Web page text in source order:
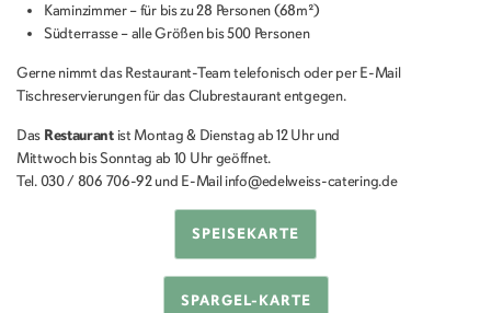
Kaminzimmer – für bis zu 28 Personen (68m²)
Südterrasse – alle Größen bis 500 Personen
Gerne nimmt das Restaurant-Team telefonisch oder per E-Mail
Tischreservierungen für das Clubrestaurant entgegen.
Das Restaurantist Montag & Dienstag ab 12 Uhr und
Mittwoch bis Sonntag ab 10 Uhr geöffnet.
Tel. 030 / 806 706-92 und E-Mail info@edelweiss-catering.de
SPEISEKARTE
SPARGEL-KARTE